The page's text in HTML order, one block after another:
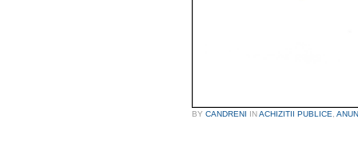
BY CANDRENI INACHIZITII PUBLICE